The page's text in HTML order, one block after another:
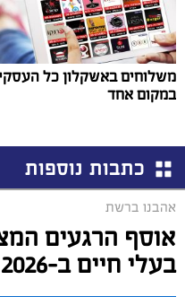
משלוחים באשקלון כל
במקום אחד
כתבות נוספות
אהבנו ברשת
אוסף הרגעים
בעלי חיים ב-2026